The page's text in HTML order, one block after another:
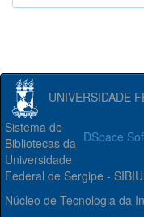
UNIVERSIDADE
DSpace
Sistema de
Bibliotecas da
Universidade
Federal de Sergipe -
Núcleo de Tecnologia da